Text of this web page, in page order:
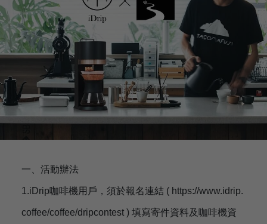
一、活動辦法
1.iDrip咖啡機用戶，須於報名連結 ( https://www.idrip.
coffee/coffee/dripcontest ) 填寫寄件資料及咖啡機資